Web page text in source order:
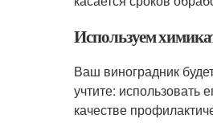
Используем
Ваш виноградник
учтите:
качестве